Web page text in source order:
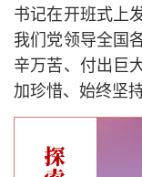
书记在开班式上
我们党领导全国
辛万苦、付出巨
加珍惜、始终坚